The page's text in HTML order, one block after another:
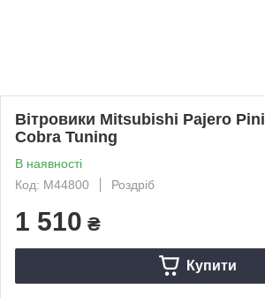
Вітровики Mitsubishi Pajero
Cobra Tuning
В наявності
Код: M44800
Роздріб
1 510 ₴
Купити